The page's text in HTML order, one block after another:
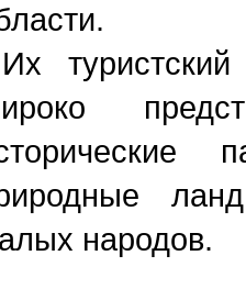
туристский
народов.